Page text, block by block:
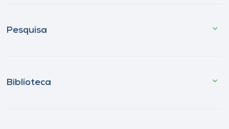
Pesquisa
Biblioteca